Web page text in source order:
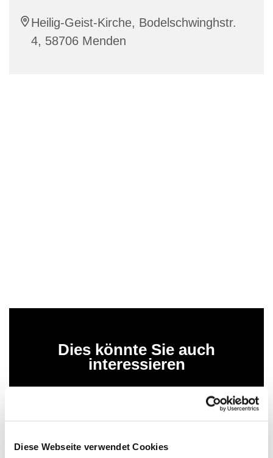
Diese Webseite verwendet Cookies
Heilig-Geist-Kirche, Bodelschwinghstr.
4, 58706 Menden
Dies könnte Sie auch
interessieren